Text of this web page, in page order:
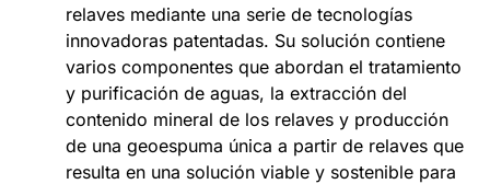
relaves mediante una serie de tecnologías
innovadoras patentadas. Su solución contiene
varios componentes que abordan el tratamiento
y purificación de aguas, la extracción del
contenido mineral de los relaves y producción
de una geoespuma única a partir de relaves que
resulta en una solución viable y sostenible para